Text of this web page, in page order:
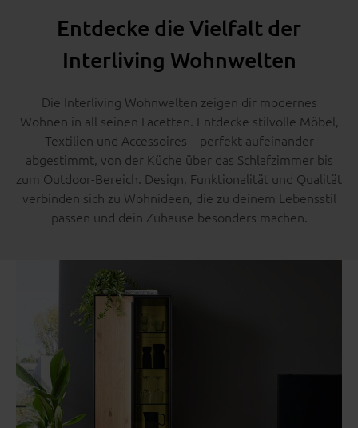
Entdecke die Vielfalt der
Interliving Wohnwelten
Die Interliving Wohnwelten zeigen dir modernes
Wohnen in all seinen Facetten. Entdecke stilvolle Möbel,
Textilien und Accessoires – perfekt aufeinander
abgestimmt, von der Küche über das Schlafzimmer bis
zum Outdoor-Bereich. Design, Funktionalität und Qualität
verbinden sich zu Wohnideen, die zu deinem Lebensstil
passen und dein Zuhause besonders machen.